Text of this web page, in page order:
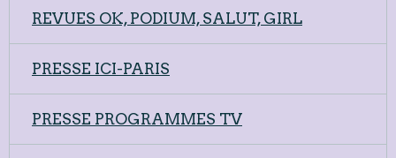
REVUES OK, PODIUM, SALUT, GIRL
PRESSE ICI-PARIS
PRESSE PROGRAMMES TV